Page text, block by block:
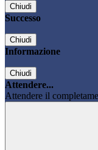
Chiudi
Successo
Chiudi
Informazione
Chiudi
Attendere...
Attendere il